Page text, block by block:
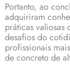
Portanto, ao
adquiriram
práticas valiosas
desafios do
profissionais
de concreto de